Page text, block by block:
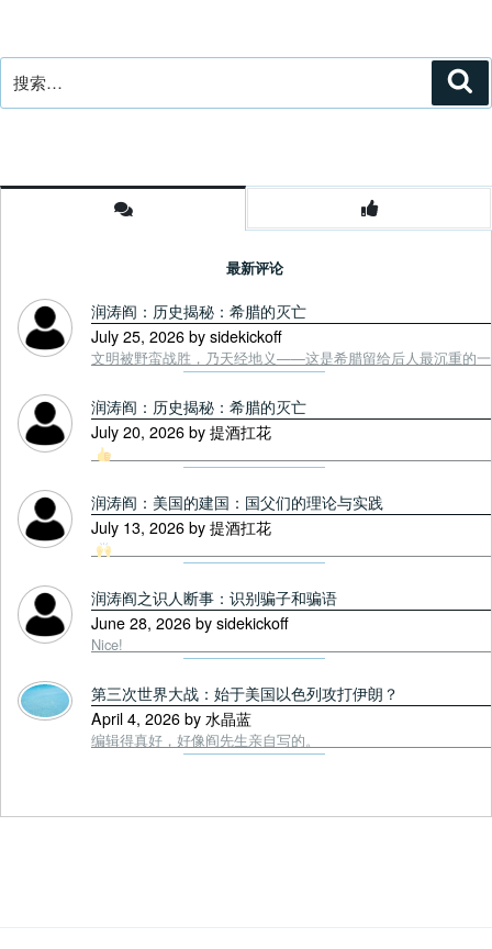
索：
最新评论
润涛阎：历史揭秘：希腊的灭亡
July 25, 2026 by sidekickoff
文明被野蛮战胜，乃天经地义——这是希腊留给后人最沉重的
润涛阎：历史揭秘：希腊的灭亡
July 20, 2026 by 提酒扛花
润涛阎：美国的建国：国父们的理论与实践
July 13, 2026 by 提酒扛花
润涛阎之识人断事：识别骗子和骗语
June 28, 2026 by sidekickoff
Nice!
第三次世界大战：始于美国以色列攻打伊朗？
April 4, 2026 by 水晶蓝
编辑得真好，好像阎先生亲自写的。